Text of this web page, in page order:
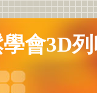
會3D